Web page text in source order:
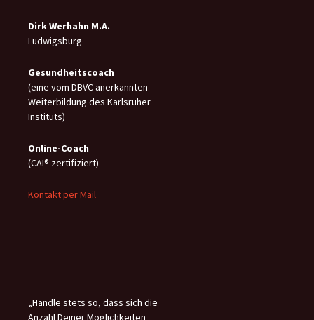
Dirk Werhahn M.A.
Ludwigsburg
Gesundheitscoach
(eine vom DBVC anerkannten
Weiterbildung des Karlsruher
Instituts)
Online-Coach
(CAI® zertifiziert)
Kontakt per Mail
„Handle stets so, dass sich die
Anzahl Deiner Möglichkeiten